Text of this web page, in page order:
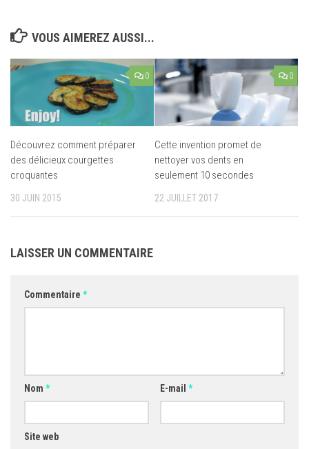
VOUS AIMEREZ AUSSI...
0
Découvrez comment préparer
des délicieux courgettes
croquantes
30 JUIN 2015
0
Cette invention promet de
nettoyer vos dents en
seulement 10 secondes
22 JUILLET 2017
LAISSER UN COMMENTAIRE
Commentaire *
Nom * E-mail *
Site web